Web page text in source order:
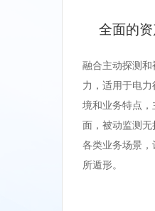
全面的
融合主动探测
力，适用于电
境和业务特点
面，被动监测
各类业务场景
所遁形。